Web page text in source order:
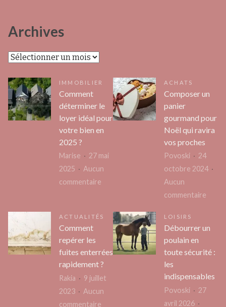
Archives
Archives
IMMOBILIER
Comment
déterminer le
loyer idéal pour
votre bien en
2025 ?
Marise
27 mai
2025
Aucun
commentaire
le
loyer
idéal
pour
ACHATS
Composer un
panier
gourmand pour
Noël qui ravira
vos proches
Povoski
24
octobre 2024
Aucun
commentaire
Noël
qui
ACTUALITÉS
Comment
repérer les
fuites enterrées
rapidement ?
Rakia
9 juillet
2023
Aucun
commentaire
LOISIRS
Débourrer un
poulain en
toute sécurité :
les
indispensables
Povoski
27
avril 2026